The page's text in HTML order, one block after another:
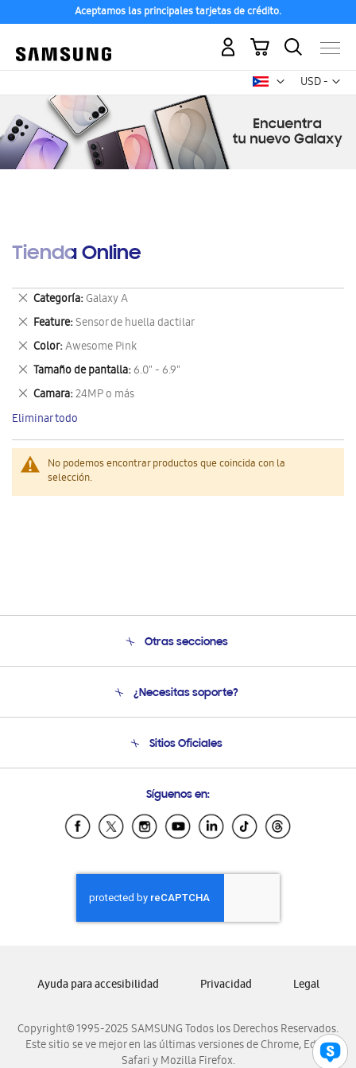
Aceptamos las principales tarjetas de crédito.
USD -
dólar
Mi carrito
Tienda Online
No podemos encontrar productos que coincida con la
selección.
Categoría Galaxy A
Eliminar
este
artículo
Feature Sensor de huella dactilar
Eliminar
este
artículo
Color Awesome Pink
Eliminar
este
artículo
Tamaño de pantalla 6.0" - 6.9"
Eliminar
este
artículo
Camara 24MP o más
Eliminar
este
artículo
Eliminar todo
Otras secciones
Soporte
Condiciones de Compra
¿Necesitas soporte?
Soporte vía eMail
Sitios Oficiales
Samsung Ecuador
Samsung El Salvador
Samsung Honduras
Samsung Nicaragua
Samsung Panamá
Samsung Venezuela
Síguenos en:
Copyright© 1995-2025 SAMSUNG Todos los Derechos Reservados.
Este sitio se ve mejor en las últimas versiones de Chrome, Edge,
Safari y Mozilla Firefox.
Ayuda para accesibilidad Privacidad Legal